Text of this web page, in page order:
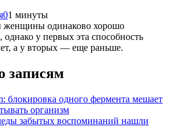
01 минуты
одинаково хорошо
у первых эта способность
а у вторых — еще раньше.
записям
блокировка одного фермента мешает
организм
забытых воспоминаний нашли